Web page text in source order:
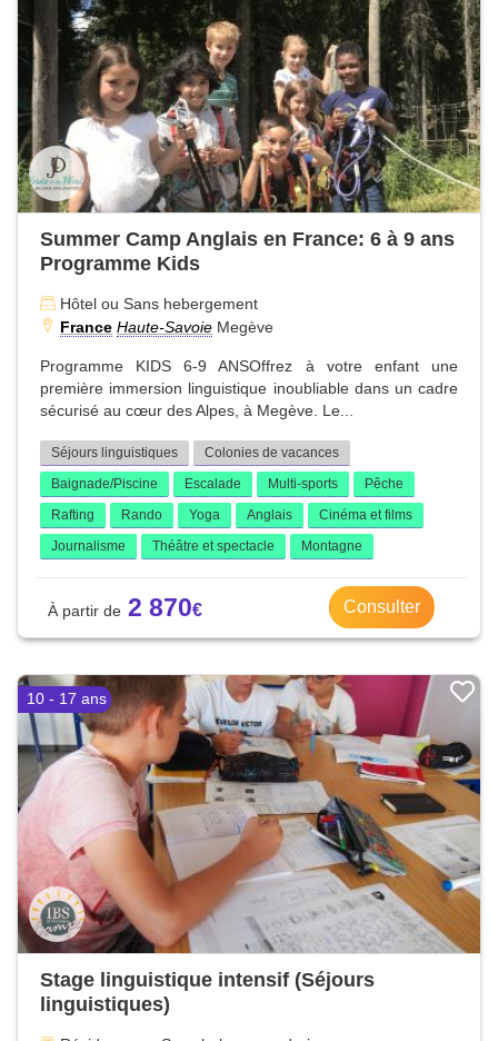
Summer Camp Anglais en France: 6 à 9 ans
Programme Kids
Hôtel ou Sans hebergement
France Haute-Savoie Megève
Programme KIDS 6-9 ANSOffrez à votre enfant une
première immersion linguistique inoubliable dans un cadre
sécurisé au cœur des Alpes, à Megève. Le...
Séjours linguistiques
Colonies de vacances
Baignade/Piscine
Escalade Multi-sports
Pêche
Rafting
Rando Yoga Anglais
Cinéma et films
Journalisme
Théâtre et spectacle Montagne
2 870 Consulter
10 - 17 ans
Stage linguistique intensif (Séjours
linguistiques)